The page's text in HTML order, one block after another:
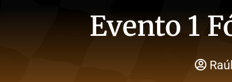
Evento 1
Raúl